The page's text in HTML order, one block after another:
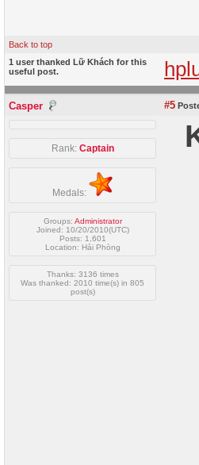
Back to top
1 user thanked Lữ Khách for this
useful post.
Casper #5
Rank: Captain
Medals:
Groups: Administrator
Joined: 10/20/2010(UTC)
Posts: 1,601
Location: Hải Phòng
Thanks: 3136 times
Was thanked: 2010 time(s) in 805
post(s)